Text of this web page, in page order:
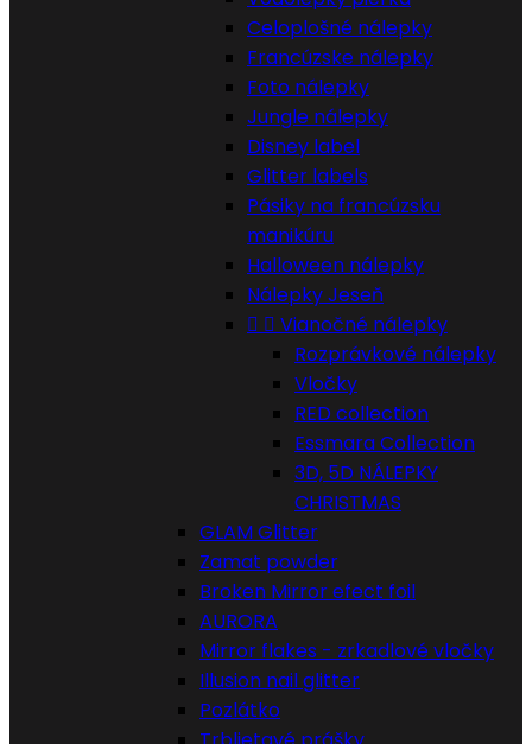
Celoplošné nálepky
Francúzske nálepky
Foto nálepky
Jungle nálepky
Disney label
Glitter labels
Pásiky na francúzsku
manikúru
Halloween nálepky
Nálepky Jeseň
  Vianočné nálepky
Rozprávkové nálepky
Vločky
RED collection
Essmara Collection
3D, 5D NÁLEPKY
CHRISTMAS
GLAM Glitter
Zamat powder
Broken Mirror efect foil
AURORA
Mirror flakes - zrkadlové vločky
Illusion nail glitter
Pozlátko